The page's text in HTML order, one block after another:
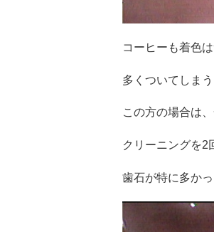
コーヒーも着色
多くついてしま
この方の場合は、
クリーニングを2
歯石が特に多か